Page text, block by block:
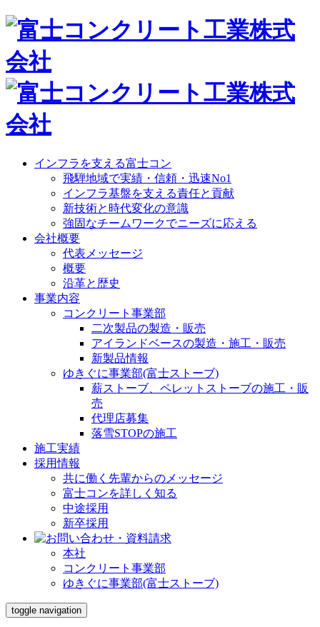
インフラを支える富士コン
飛騨地域で実績・信頼・迅速No1
インフラ基盤を支える責任と貢献
新技術と時代変化の意識
強固なチームワークでニーズに応える
会社概要
代表メッセージ
概要
沿革と歴史
事業内容
コンクリート事業部
二次製品の製造・販売
アイランドベースの製造・施工・販売
新製品情報
ゆきぐに事業部(富士ストーブ)
薪ストーブ、ペレットストーブの施工・販
売
代理店募集
落雪STOPの施工
施工実績
採用情報
共に働く先輩からのメッセージ
富士コンを詳しく知る
中途採用
新卒採用
本社
コンクリート事業部
ゆきぐに事業部(富士ストーブ)
toggle navigation